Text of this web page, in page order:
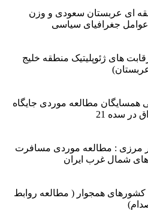
ای عربستان سعودی و وزن
عوامل جغرافیای سیاسی
های ژئوپلیتیک منطقه خلیج
همسایگان مطالعه موردی جایگاه
در سده 21
مرزی : مطالعه موردی مسافرت
شمال غرب ایران
کشورهای همجوار ( مطالعه روابط